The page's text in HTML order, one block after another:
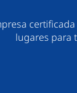
lugares para